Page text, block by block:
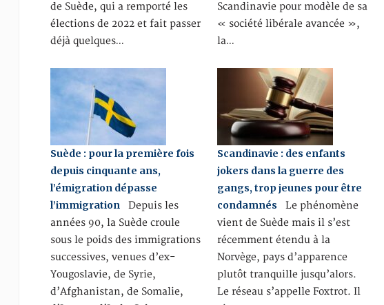
de Suède, qui a remporté les
élections de 2022 et fait passer
déjà quelques…
Scandinavie pour modèle de sa
« société libérale avancée »,
la…
Suède : pour la première fois
depuis cinquante ans,
l’émigration dépasse
l’immigrationDepuis les
années 90, la Suède croule
sous le poids des immigrations
successives, venues d’ex-
Yougoslavie, de Syrie,
d’Afghanistan, de Somalie,
Scandinavie : des enfants
jokers dans la guerre des
gangs, trop jeunes pour être
condamnés Le phénomène
vient de Suède mais il s’est
récemment étendu à la
Norvège, pays d’apparence
plutôt tranquille jusqu’alors.
Le réseau s’appelle Foxtrot. Il